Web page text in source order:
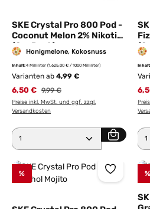
SKE Crystal Pro 800 Pod -
Coconut Melon 2% Nikotin
(2er Pack)
Honigmelone, Kokosnuss
Inhalt:4 Milliliter (1.625,00 € / 1000 Milliliter)
Varianten ab 4,99 €
6,50 € Regulärer Preis:
9,99 €
Preise inkl. MwSt. und ggf. zzgl.
Versandkosten
Produkt Anzahl: Gib den
% %